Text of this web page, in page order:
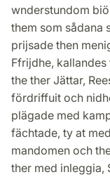
wnderstundom
them som sådana
prijsade then
Ffrijdhe,
the ther Jättar,
fördriffuit och
plägade med
fächtade, ty at
mandomen och
ther med inleggia,